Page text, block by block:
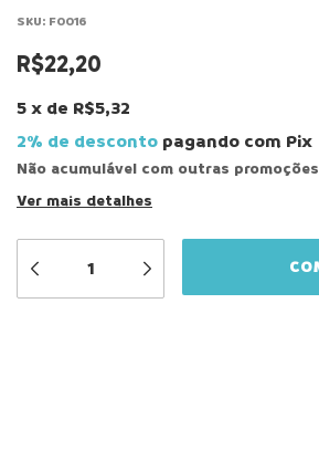
SKU: F0016
R$22,20
5x de R$5,32
2% de desconto pagando com Pix
Não acumulável com outras promoções
Ver mais detalhes